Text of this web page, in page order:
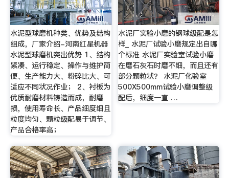
水泥型球磨机种类、优势及结构
组成，厂家介绍-河南红星机器
水泥型球磨机突出优势 1、结构
紧凑、运行稳定、操作与维护简
便、生产能力大、粉碎比大、可
适应不同状况作业； 2、衬板为
优质耐磨材料铸造而成，耐磨
损，使用寿命长、产品细度细且
粒度均匀、颗粒级配易于调节、
产品合格率高；
水泥厂实验小磨的钢球级配是怎
样_ 水泥厂试验小磨规定出自哪
个标准 水泥厂实验室试验小磨
在磨石灰石时磨不细，而且还有
部分颗粒状？ 水泥厂化验室
500X500mm试验小磨调整级
配后，细度一直 …